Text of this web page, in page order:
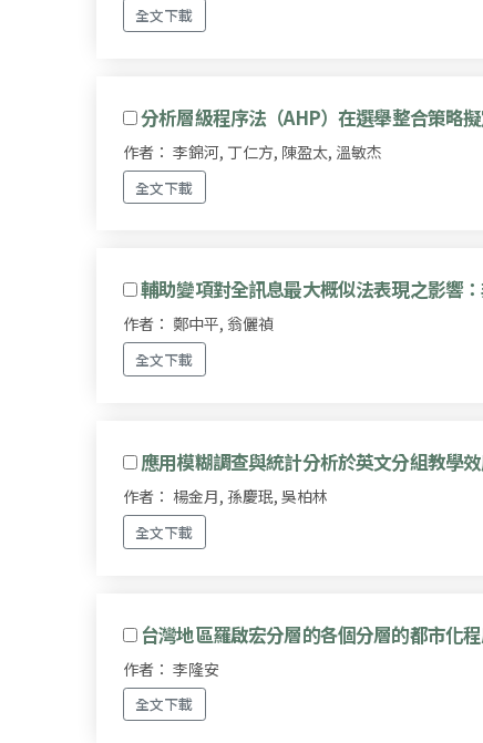
全文下載
分析層級程序法（AHP）在選舉整合策略
作者： 李錦河, 丁仁方, 陳盈太, 溫敏杰
全文下載
輔助變項對全訊息最大概似法表現之影響
作者： 鄭中平, 翁儷禎
全文下載
應用模糊調查與統計分析於英文分組教學
作者： 楊金月, 孫慶珉, 吳柏林
全文下載
台灣地區羅啟宏分層的各個分層的都市化
作者： 李隆安
全文下載